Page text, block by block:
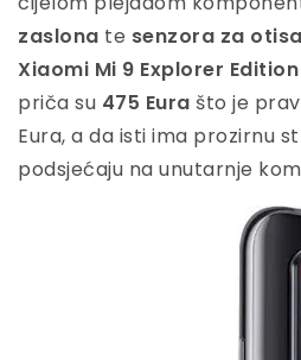
zaslona te senzora za
Xiaomi Mi 9 Explorer
priča su 475 Eura što je
Eura, a da isti ima prozirnu
podsjećaju na unutarnje